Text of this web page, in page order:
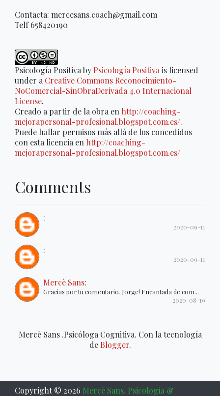
Contacta: mercesans.coach@gmail.com
Telf 658420190
Psicología Positivaby Psicología Positivais licensed
under aCreative Commons Reconocimiento-
NoComercial-SinObraDerivada 4.0 Internacional
License.
Creado a partir de la obra en http://coaching-
mejorapersonal-profesional.blogspot.com.es/.
Puede hallar permisos más allá de los concedidos
con esta licencia en http://coaching-
mejorapersonal-profesional.blogspot.com.es/
Comments
:
2020-09-11
:
2020-09-11
Mercè Sans:
Gracias por tu comentario, Jorge! Encantada de com...
2020-08-19
Mercè Sans .Psicóloga Cognitiva. Con la tecnología
de Blogger.
Copyright © 2026 Mercè Sans. Psicología &